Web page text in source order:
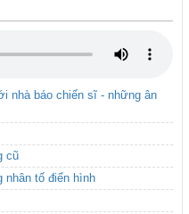
nhà báo chiến sĩ - những ân
cũ
nhân tố điển hình